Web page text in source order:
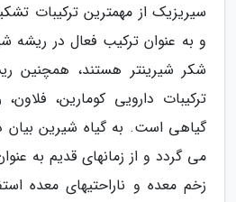
سیریزیک از مهمترین ترکیبات
و به عنوان ترکیب فعال در ریشه
شکر شیرینتر هستند، همچنین
ترکیبات دارویی کومارین،
گیاهی است. به گیاه شیرین بیان
می گردد و از زمانهای قدیم به
زخم معده و ناراحتیهای معده